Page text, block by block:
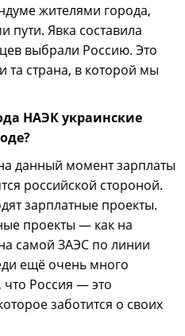
жителями города,
пути. Явка составила
выбрали Россию. Это
та страна, в которой мы
НАЭК украинские
данный момент зарплаты
российской стороной.
зарплатные проекты.
проекты — как на
самой ЗАЭС по линии
ещё очень много
Россия — это
заботится о своих